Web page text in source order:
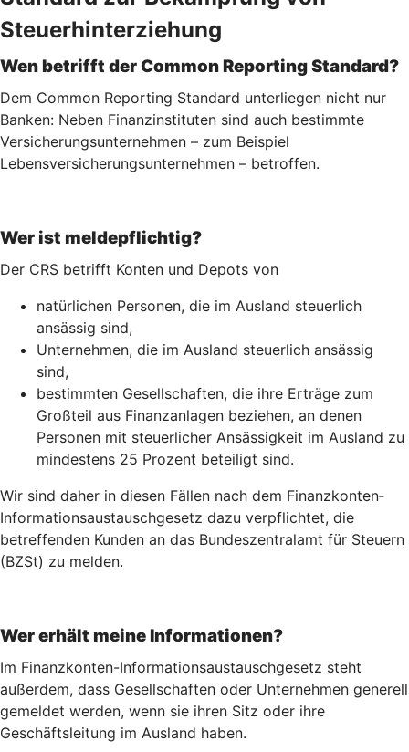
Steuerhinterziehung
Wen betrifft der Common Reporting Standard?
Dem Common Reporting Standard unterliegen nicht nur
Banken: Neben Finanzinstituten sind auch bestimmte
Versicherungsunternehmen – zum Beispiel
Lebensversicherungs­unternehmen – betroffen.
Wer ist meldepflichtig?
Der CRS betrifft Konten und Depots von
natürlichen Personen, die im Ausland steuerlich
ansässig sind,
Unternehmen, die im Ausland steuerlich ansässig
sind,
bestimmten Gesellschaften, die ihre Erträge zum
Großteil aus Finanzanlagen beziehen, an denen
Personen mit steuerlicher Ansässigkeit im Ausland zu
mindestens 25 Prozent beteiligt sind.
Wir sind daher in diesen Fällen nach dem Finanz­konten­
Informations­austausch­gesetz dazu verpflichtet, die
betreffenden Kunden an das Bundeszentralamt für Steuern
(BZSt) zu melden.
Wer erhält meine Informationen?
Im Finanzkonten-Informationsaustauschgesetz steht
außerdem, dass Gesellschaften oder Unternehmen generell
gemeldet werden, wenn sie ihren Sitz oder ihre
Geschäftsleitung im Ausland haben.